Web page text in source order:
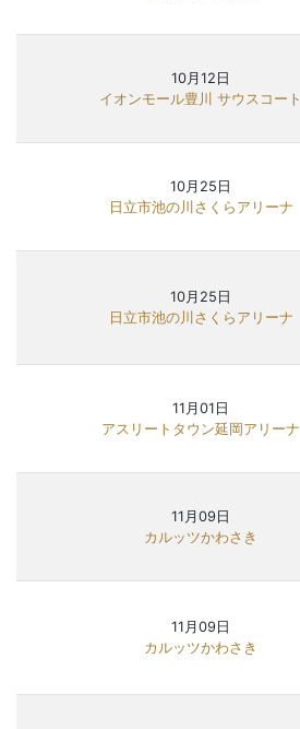
10月12日
イオンモール豊川 サウスコート
10月25日
日立市池の川さくらアリーナ
10月25日
日立市池の川さくらアリーナ
11月01日
アスリートタウン延岡アリーナ
11月09日
カルッツかわさき
11月09日
カルッツかわさき